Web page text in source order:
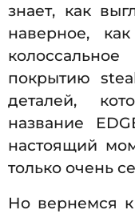
знает, как
наверное,
покрытию
деталей,
название
настоящий
только очень
Но вернемся